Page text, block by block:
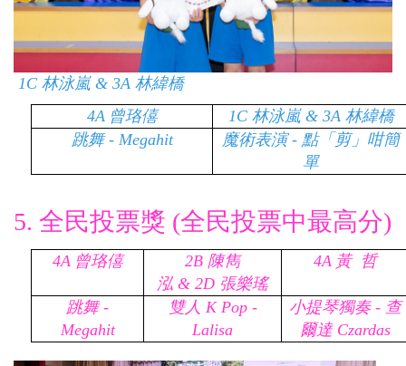
1C 林泳嵐 & 3A 林緯橋
4A 曾珞僖 1C 林泳嵐 & 3A 林緯橋
跳舞 - Megahit
魔術表演 - 點「剪」咁簡
單
5. 全民投票獎 (全民投票中最高分)
4A 曾珞僖 2B 陳雋
泓 & 2D 張樂瑤
4A 黃 哲
跳舞 -
Megahit
雙人 K Pop -
Lalisa
小提琴獨奏 - 查
爾達 Czardas